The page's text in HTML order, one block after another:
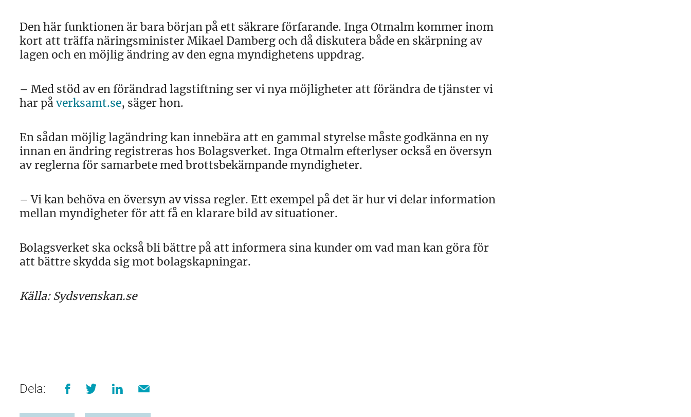
Den här funktionen är bara början på ett säkrare förfarande. Inga Otmalm kommer inom
kort att träffa näringsminister Mikael Damberg och då diskutera både en skärpning av
lagen och en möjlig ändring av den egna myndighetens uppdrag.
– Med stöd av en förändrad lagstiftning ser vi nya möjligheter att förändra de tjänster vi
har påverksamt.se, säger hon.
En sådan möjlig lagändring kan innebära att en gammal styrelse måste godkänna en ny
innan en ändring registreras hos Bolagsverket. Inga Otmalm efterlyser också en översyn
av reglerna för samarbete med brottsbekämpande myndigheter.
– Vi kan behöva en översyn av vissa regler. Ett exempel på det är hur vi delar information
mellan myndigheter för att få en klarare bild av situationer.
Bolagsverket ska också bli bättre på att informera sina kunder om vad man kan göra för
att bättre skydda sig mot bolagskapningar.
Källa: Sydsvenskan.se
Dela: